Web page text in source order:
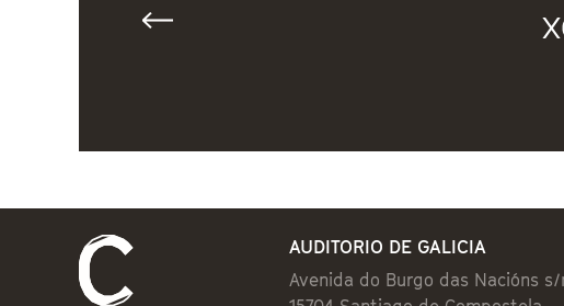
AUDITORIO DE GALICIA
Avenida do Burgo das Nacións s/